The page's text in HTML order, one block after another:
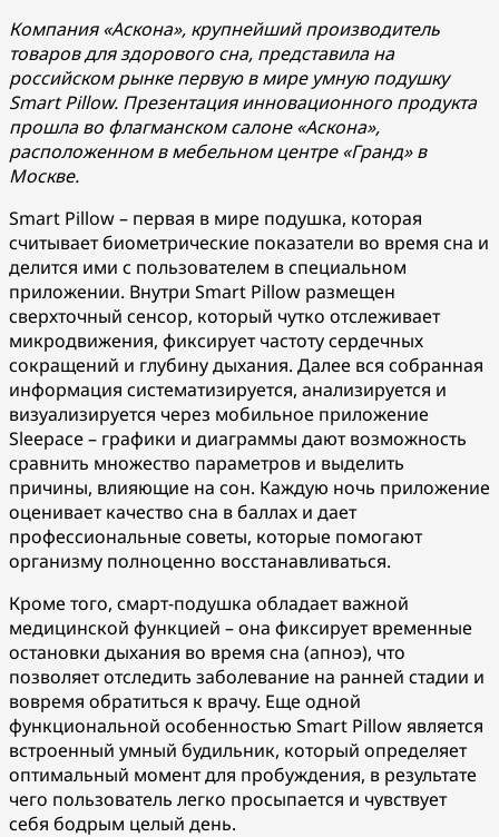
Компания «Аскона», крупнейший производитель
товаров для здорового сна, представила на
российском рынке первую в мире умную подушку
Smart Pillow. Презентация инновационного продукта
прошла во флагманском салоне «Аскона»,
расположенном в мебельном центре «Гранд» в
Москве.
Smart Pillow – первая в мире подушка, которая
считывает биометрические показатели во время сна и
делится ими с пользователем в специальном
приложении. Внутри Smart Pillow размещен
сверхточный сенсор, который чутко отслеживает
микродвижения, фиксирует частоту сердечных
сокращений и глубину дыхания. Далее вся собранная
информация систематизируется, анализируется и
визуализируется через мобильное приложение
Sleepace – графики и диаграммы дают возможность
сравнить множество параметров и выделить
причины, влияющие на сон. Каждую ночь приложение
оценивает качество сна в баллах и дает
профессиональные советы, которые помогают
организму полноценно восстанавливаться.
Кроме того, смарт-подушка обладает важной
медицинской функцией – она фиксирует временные
остановки дыхания во время сна (апноэ), что
позволяет отследить заболевание на ранней стадии и
вовремя обратиться к врачу. Еще одной
функциональной особенностью Smart Pillow является
встроенный умный будильник, который определяет
оптимальный момент для пробуждения, в результате
чего пользователь легко просыпается и чувствует
себя бодрым целый день.